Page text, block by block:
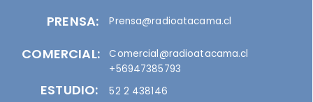
PRENSA:
COMERCIAL:
Prensa@radioatacama.cl
Comercial@radioatacama.cl
+56947385793
ESTUDIO: 52 2 438146